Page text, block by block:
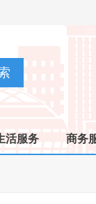
活服务 商务